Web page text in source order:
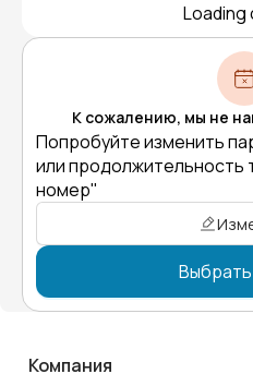
Loading
К сожалению, мы не
Попробуйте изменить
или продолжительность
номер"
Компания